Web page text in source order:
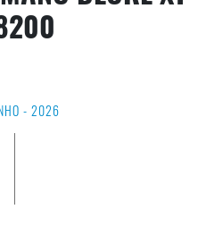
- 2026